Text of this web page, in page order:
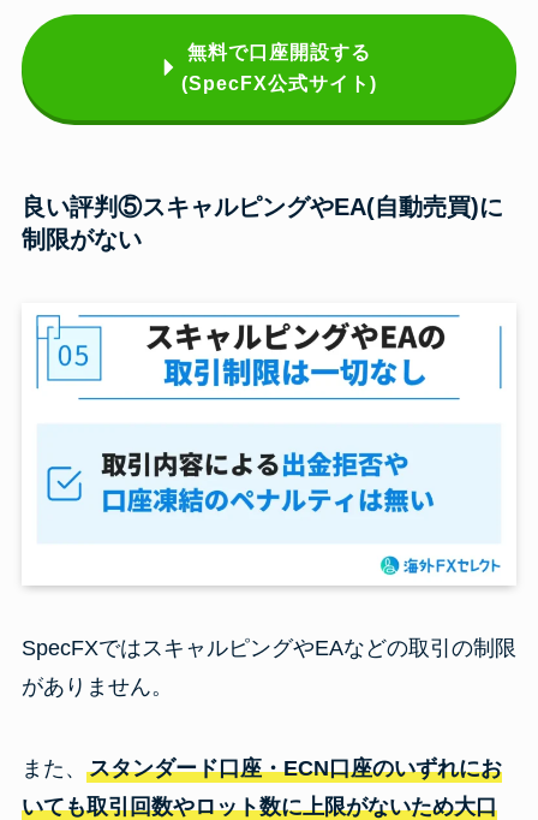
無料で口座開設する
(SpecFX公式サイト)
良い評判⑤スキャルピングやEA(自動売買)に
制限がない
SpecFXではスキャルピングやEAなどの取引の制限
がありません。
また、 スタンダード口座・ECN口座のいずれにお
いても取引回数やロット数に上限がないため大口